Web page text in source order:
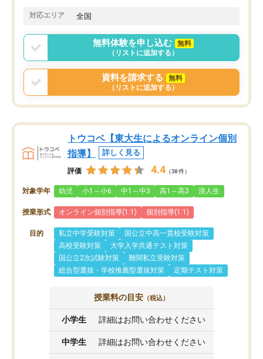
対応エリア 全国
無料体験を申し込む
無料
（リストに追加する）
資料を請求する
無料
（リストに追加する）
トウコベ【東大生によるオンライン個別
指導】
詳しく見る
評価 4.4 （38件）
対象学年 幼児 小1～小6 中1～中3 高1～高3 浪人生
授業形式 オンライン個別指導(1:1) 個別指導(1:1)
目的 私立中学受験対策
国公立中高一貫校受験対策
高校受験対策
大学入学共通テスト対策
国公立2次試験対策
難関私立受験対策
総合型選抜・学校推薦型選抜対策
定期テスト対策
授業料の目安 （税込）
小学生 詳細はお問い合わせください
中学生 詳細はお問い合わせください